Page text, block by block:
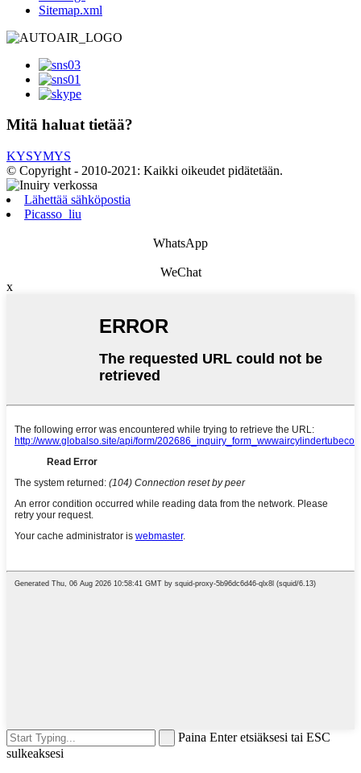
Sitemap.xml
Mitä haluat tietää?
KYSYMYS
© Copyright - 2010-2021: Kaikki oikeudet pidätetään.
Lähettää sähköpostia
Picasso_liu
WhatsApp
WeChat
x
Paina Enter etsiäksesi tai ESC
sulkeaksesi